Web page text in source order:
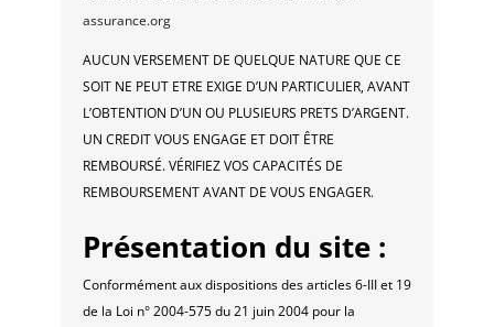
assurance.org
AUCUN VERSEMENT DE QUELQUE NATURE QUE CE
SOIT NE PEUT ETRE EXIGE D’UN PARTICULIER, AVANT
L’OBTENTION D’UN OU PLUSIEURS PRETS D’ARGENT.
UN CREDIT VOUS ENGAGE ET DOIT ÊTRE
REMBOURSÉ. VÉRIFIEZ VOS CAPACITÉS DE
REMBOURSEMENT AVANT DE VOUS ENGAGER.
Présentation du site :
Conformément aux dispositions des articles 6-III et 19
de la Loi n° 2004-575 du 21 juin 2004 pour la